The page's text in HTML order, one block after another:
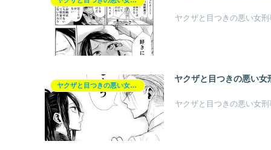
ヤクザと目つきの悪い女
ヤクザと目つきの悪い女刑事の話【ヤク目】
ヤクザと目つきの悪い
ヤクザと目つきの悪い女